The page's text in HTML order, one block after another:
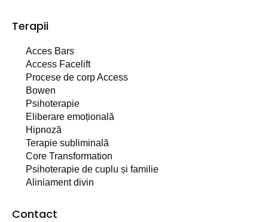
Terapii
Acces Bars
Access Facelift
Procese de corp Access
Bowen
Psihoterapie
Eliberare emoțională
Hipnoză
Terapie subliminală
Core Transformation
Psihoterapie de cuplu și familie
Aliniament divin
Contact